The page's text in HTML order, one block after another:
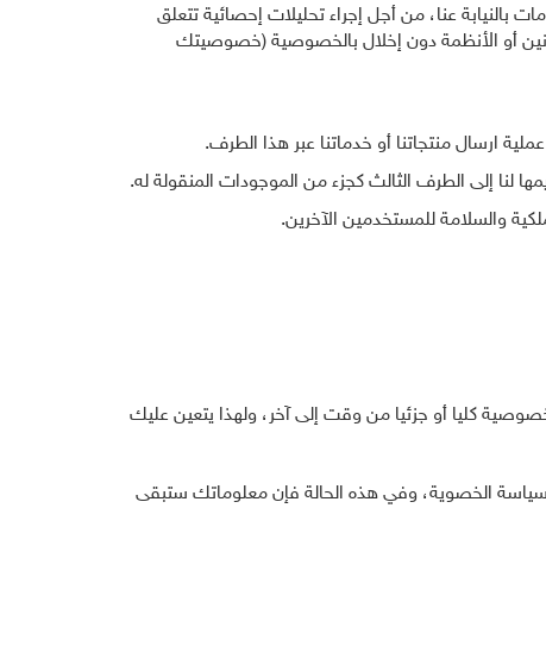
عنا، من أجل إجراء تحليلات إحصائية تتعلق
أو الأنظمة دون إخلال بالخصوصية (خصوصيتك
ارسال منتجاتنا أو خدماتنا عبر هذا الطرف.
إلى الطرف الثالث كجزء من الموجودات المنقولة له.
والسلامة للمستخدمين الآخرين.
كليا أو جزئيا من وقت إلى آخر، ولهذا يتعين عليك
الخصوية، وفي هذه الحالة فإن معلوماتك ستبقى